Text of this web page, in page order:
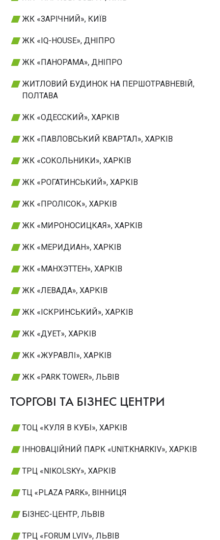
ЖК «ЗАРІЧНИЙ», КИЇВ
ЖК «IQ-HOUSE», ДНІПРО
ЖК «ПАНОРАМА», ДНІПРО
ЖИТЛОВИЙ БУДИНОК НА ПЕРШОТРАВНЕВІЙ,
ПОЛТАВА
ЖК «ОДЕССКИЙ», ХАРКІВ
ЖК «ПАВЛОВСЬКИЙ КВАРТАЛ», ХАРКІВ
ЖК «СОКОЛЬНИКИ», ХАРКІВ
ЖК «РОГАТИНСЬКИЙ», ХАРКІВ
ЖК «ПРОЛІСОК», ХАРКІВ
ЖК «МИРОНОСИЦКАЯ», ХАРКІВ
ЖК «МЕРИДИАН», ХАРКІВ
ЖК «МАНХЭТТЕН», ХАРКІВ
ЖК «ЛЕВАДА», ХАРКІВ
ЖК «ІСКРИНСЬКИЙ», ХАРКІВ
ЖК «ДУЕТ», ХАРКІВ
ЖК «ЖУРАВЛІ», ХАРКІВ
ЖК «PARK TOWER», ЛЬВІВ
ТОРГОВІ ТА БІЗНЕС ЦЕНТРИ
ТОЦ «КУЛЯ В КУБІ», ХАРКІВ
ІННОВАЦІЙНИЙ ПАРК «UNIT.KHARKIV», ХАРКІВ
ТРЦ «NIKOLSKY», ХАРКІВ
ТЦ «PLAZA PARK», ВІННИЦЯ
БІЗНЕС-ЦЕНТР, ЛЬВІВ
ТРЦ «FORUM LVIV», ЛЬВІВ